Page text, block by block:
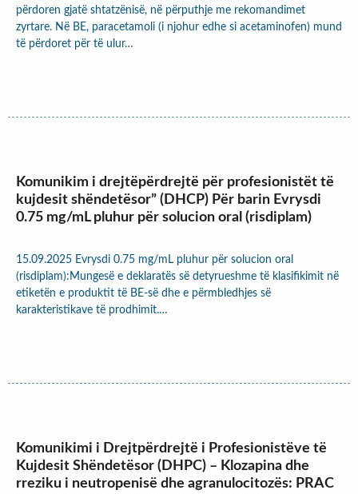
përdoren gjatë shtatzënisë, në përputhje me rekomandimet
zyrtare. Në BE, paracetamoli (i njohur edhe si acetaminofen) mund
të përdoret për të ulur…
Komunikim i drejtëpërdrejtë për profesionistët të
kujdesit shëndetësor” (DHCP) Për barin Evrysdi
0.75 mg/mL pluhur për solucion oral (risdiplam)
15.09.2025 Evrysdi 0.75 mg/mL pluhur për solucion oral
(risdiplam):Mungesë e deklaratës së detyrueshme të klasifikimit në
etiketën e produktit të BE-së dhe e përmbledhjes së
karakteristikave të prodhimit.…
Komunikimi i Drejtpërdrejtë i Profesionistëve të
Kujdesit Shëndetësor (DHPC) – Klozapina dhe
rreziku i neutropenisë dhe agranulocitozës: PRAC